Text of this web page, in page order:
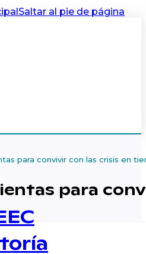
Saltar al pie de página
para convivir con las crisis en
para